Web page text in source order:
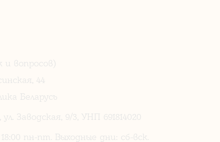
и вопросов)
44
Беларусь
Заводская, 9/3, УНП 691814020
пн-пт. Выходные дни: сб-вск.